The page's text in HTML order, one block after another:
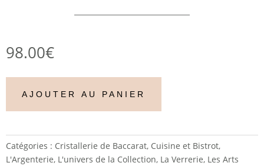
98.00€
AJOUTER AU PANIER
Catégories : Cristallerie de Baccarat, Cuisine et Bistrot,
L'Argenterie, L'univers de la Collection, La Verrerie, Les Arts